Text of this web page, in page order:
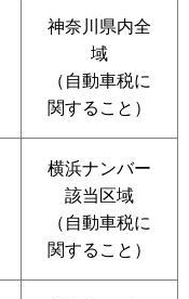
神奈川県内全
域
（自動車税に
関すること）
横浜ナンバー
該当区域
（自動車税に
関すること）